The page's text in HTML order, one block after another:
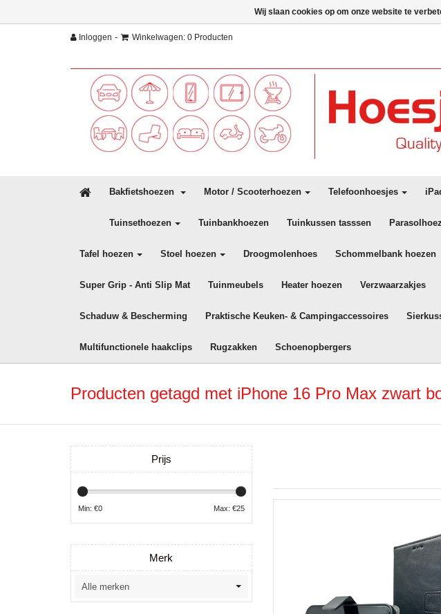
Inloggen - Winkelwagen: 0 Producten
Bakfietshoezen Motor / Scooterhoezen Telefoonhoesjes
Tuinsethoezen Tuinbankhoezen Tuinkussen tasssen
Tafel hoezen Stoel hoezen Droogmolenhoes Schommelbank hoezen
Super Grip - Anti Slip Mat Tuinmeubels Heater hoezen Verzwaarzakjes
Schaduw & Bescherming Praktische Keuken- & Campingaccessoires
Multifunctionele haakclips Rugzakken Schoenopbergers
Producten getagd met iPhone 16 Pro Max zwart
Prijs
Min: €0 Max: €25
Merk
Wij slaan cookies op om onze website te